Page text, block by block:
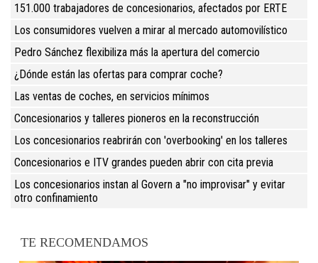
151.000 trabajadores de concesionarios, afectados por ERTE
Los consumidores vuelven a mirar al mercado automovilístico
Pedro Sánchez flexibiliza más la apertura del comercio
¿Dónde están las ofertas para comprar coche?
Las ventas de coches, en servicios mínimos
Concesionarios y talleres pioneros en la reconstrucción
Los concesionarios reabrirán con 'overbooking' en los talleres
Concesionarios e ITV grandes pueden abrir con cita previa
Los concesionarios instan al Govern a "no improvisar" y evitar
otro confinamiento
TE RECOMENDAMOS